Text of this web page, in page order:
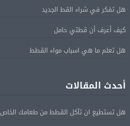
هل تفكر في شراء القط الجديد
كيف أعرف أن قطتي حامل
هل تعلم ما هي اسباب مواء القطط
أحدث المقالات
هل تستطيع ان تآكل القطط من طعامك الخاص